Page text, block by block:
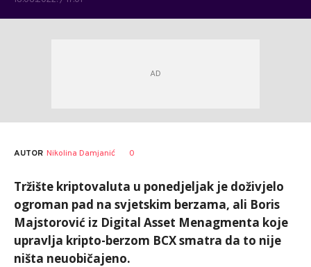
AUTOR Nikolina Damjanić 0
Tržište kriptovaluta u ponedjeljak je doživjelo
ogroman pad na svjetskim berzama, ali Boris
Majstorović iz Digital Asset Menagmenta koje
upravlja kripto-berzom BCX smatra da to nije
ništa neuobičajeno.